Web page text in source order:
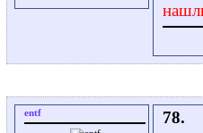
entf 78.